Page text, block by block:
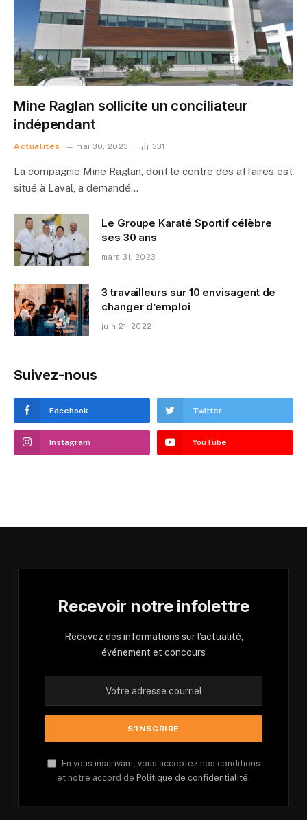
Mine Raglan sollicite un conciliateur
indépendant
Actualités mai 30, 2023 331
La compagnie Mine Raglan, dont le centre des affaires est
situé à Laval, a demandé…
Le Groupe Karaté Sportif célèbre
ses 30 ans
mars 31, 2023
3 travailleurs sur 10 envisagent de
changer d’emploi
juin 21, 2022
Suivez-nous
Facebook Twitter
Instagram YouTube
Recevoir notre infolettre
Recevez des informations sur l'actualité,
événement et concours
En vous inscrivant, vous acceptez nos conditions
et notre accord de Politique de confidentialité.